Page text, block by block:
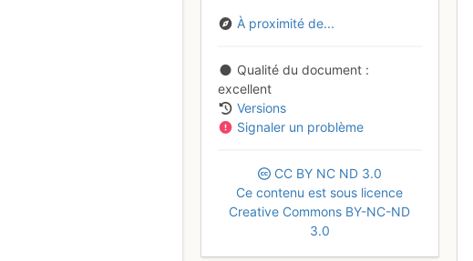
À proximité de...
Qualité du document
excellent
Versions
Signaler un problème
CC BY NC ND 3.0
Ce contenu est sous licence
Creative Commons BY-NC-ND
3.0